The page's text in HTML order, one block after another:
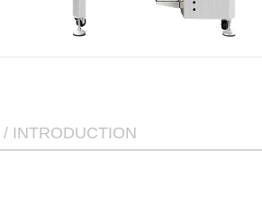
/ INTRODUCTION